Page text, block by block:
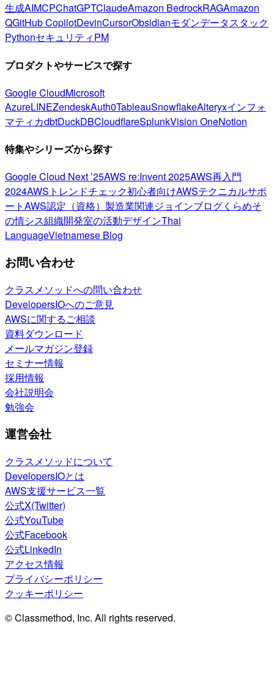
生成AIMCPChatGPTClaudeAmazon BedrockRAGAmazon
QGitHub CopilotDevinCursorObsidianモダンデータスタック
PythonセキュリティPM
プロダクトやサービスで探す
Google CloudMicrosoft
AzureLINEZendeskAuth0TableauSnowflakeAlteryxインフォ
マティカdbtDuckDBCloudflareSplunkVision OneNotion
特集やシリーズから探す
Google Cloud Next ’25AWS re:Invent 2025AWS再入門
2024AWSトレンドチェック初心者向けAWSテクニカルサポ
ートAWS認定（資格） 製造業関連ジョインブログくらめそ
の情シス組織開発室の活動デザインThai
LanguageVietnamese Blog
お問い合わせ
クラスメソッドへの問い合わせ
DevelopersIOへのご意見
AWSに関するご相談
資料ダウンロード
メールマガジン登録
セミナー情報
採用情報
会社説明会
勉強会
運営会社
クラスメソッドについて
DevelopersIOとは
AWS支援サービス一覧
公式X(Twitter)
公式YouTube
公式Facebook
公式LinkedIn
アクセス情報
プライバシーポリシー
クッキーポリシー
© Classmethod, Inc. All rights reserved.